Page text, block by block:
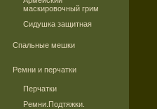
маскировочный грим
Сидушка защитная
Спальные мешки
Ремни и перчатки
Перчатки
Ремни.Подтяжки.